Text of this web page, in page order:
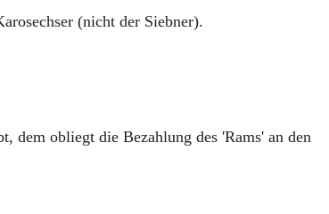
(nicht der Siebner).
dem obliegt die Bezahlung des 'Rams' an den